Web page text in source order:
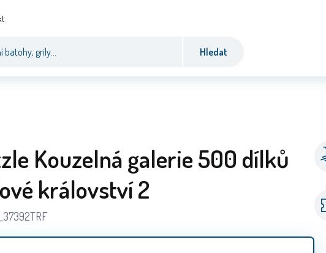
Hledat
Kouzelná galerie 500 dílků
království 2